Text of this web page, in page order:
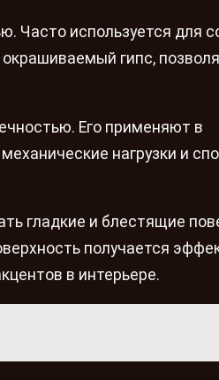
Часто используется для
гипс,
Его применяют в
нагрузки и
гладкие и блестящие
получается
в интерьере.